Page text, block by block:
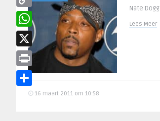
Nate
Lees Meer
16 maart 2011 om 10:58
Copy
Link
WhatsApp
X
Print
Delen